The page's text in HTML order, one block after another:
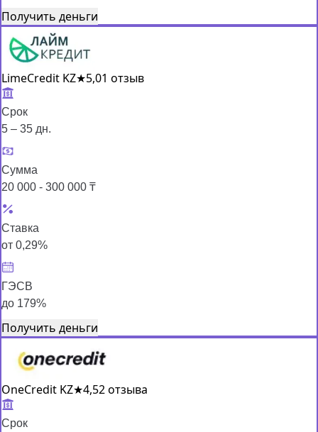
Получить деньги
LimeCredit KZ★5,01 отзыв
Срок
5 – 35 дн.
Сумма
20 000 - 300 000 ₸
Ставка
от 0,29%
ГЭСВ
до 179%
Получить деньги
OneCredit KZ★4,52 отзыва
Срок